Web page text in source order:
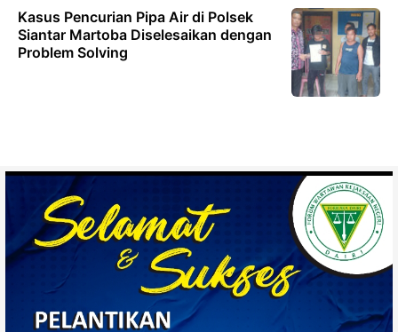
Kasus Pencurian Pipa Air di Polsek
Siantar Martoba Diselesaikan dengan
Problem Solving